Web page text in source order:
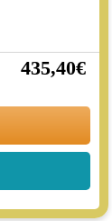
435,40€